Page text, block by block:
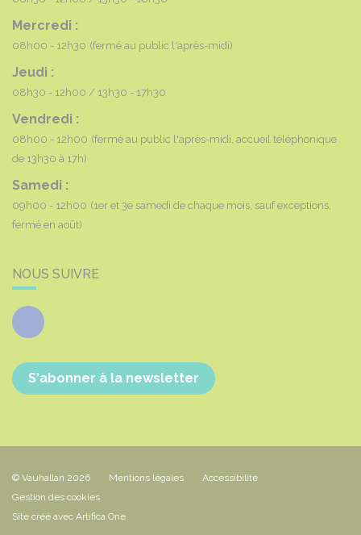
Mercredi :
08h00 - 12h30 (fermé au public l'après-midi)
Jeudi :
08h30 - 12h00 13h30 - 17h30
Vendredi :
08h00 - 12h00 (fermé au public l'après-midi, accueil téléphonique
de 13h30 à 17h)
Samedi :
09h00 - 12h00 (1er et 3e samedi de chaque mois, sauf exceptions,
fermé en août)
NOUS SUIVRE
Facebook
S'abonner à la newsletter
© Vauhallan 2026 Mentions légales
Accessibilité
Gestion des cookies
Site créé avec Artifica One